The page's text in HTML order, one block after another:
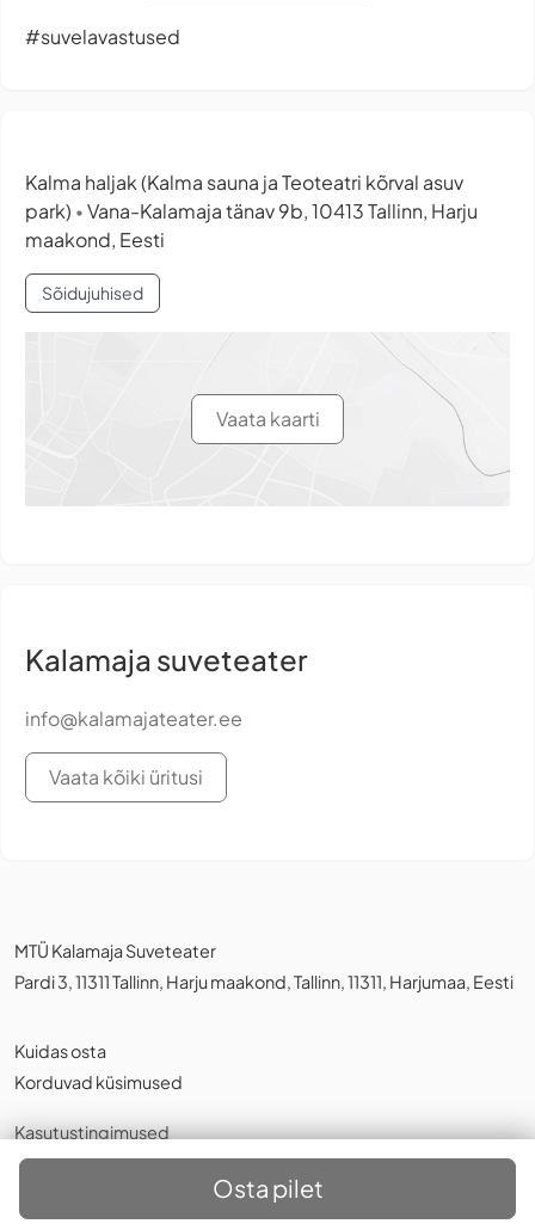
Osta pilet
#suvelavastused
Kalma haljak (Kalma sauna ja Teoteatri kõrval asuv
park) • Vana-Kalamaja tänav 9b, 10413 Tallinn, Harju
maakond, Eesti
Sõidujuhised
Vaata kaarti
Kalamaja suveteater
info@kalamajateater.ee
Vaata kõiki üritusi
MTÜ Kalamaja Suveteater
Pardi 3, 11311 Tallinn, Harju maakond, Tallinn, 11311, Harjumaa, Eesti
Kuidas osta
Korduvad küsimused
Kasutustingimused
Privaatsuspoliitika,Küpsistest